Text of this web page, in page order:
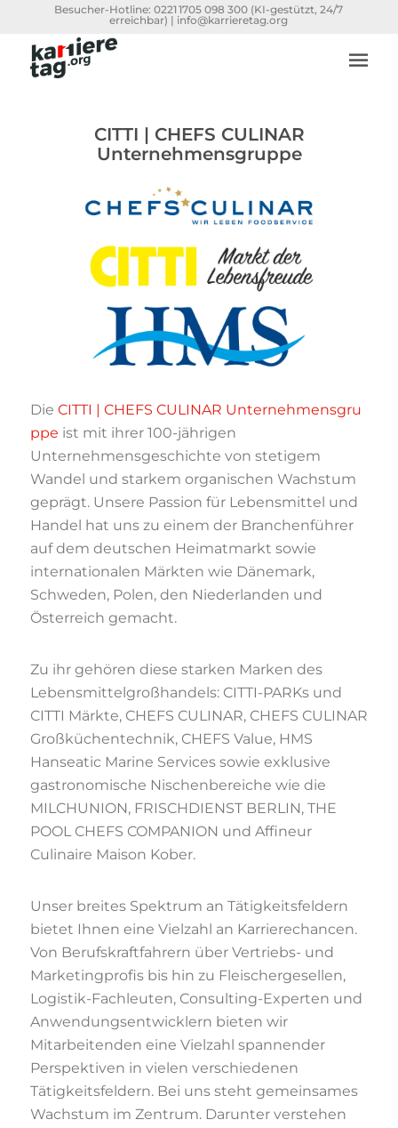
Besucher-Hotline:0221 1705 098 300 (KI-gestützt, 24/7
erreichbar) | info@karrieretag.org
CITTI | CHEFS CULINAR
Unternehmensgruppe
Die CITTI | CHEFS CULINAR Unternehmensgru
ppe ist mit ihrer 100-jährigen
Unternehmensgeschichte von stetigem
Wandel und starkem organischen Wachstum
geprägt. Unsere Passion für Lebensmittel und
Handel hat uns zu einem der Branchenführer
auf dem deutschen Heimatmarkt sowie
internationalen Märkten wie Dänemark,
Schweden, Polen, den Niederlanden und
Österreich gemacht.
Zu ihr gehören diese starken Marken des
Lebensmittelgroßhandels: CITTI-PARKs und
CITTI Märkte, CHEFS CULINAR, CHEFS CULINAR
Großküchentechnik, CHEFS Value, HMS
Hanseatic Marine Services sowie exklusive
gastronomische Nischenbereiche wie die
MILCHUNION, FRISCHDIENST BERLIN, THE
POOL CHEFS COMPANION und Affineur
Culinaire Maison Kober.
Unser breites Spektrum an Tätigkeitsfeldern
bietet Ihnen eine Vielzahl an Karrierechancen.
Von Berufskraftfahrern über Vertriebs- und
Marketingprofis bis hin zu Fleischergesellen,
Logistik-Fachleuten, Consulting-Experten und
Anwendungsentwicklern bieten wir
Mitarbeitenden eine Vielzahl spannender
Perspektiven in vielen verschiedenen
Tätigkeitsfeldern. Bei uns steht gemeinsames
Wachstum im Zentrum. Darunter verstehen